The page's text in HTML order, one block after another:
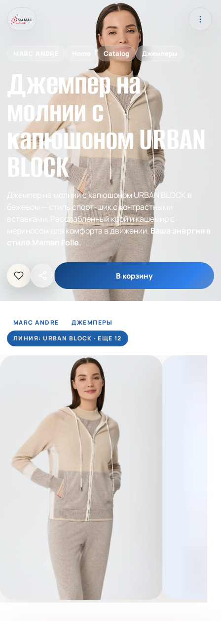
Catalog Джемперы
Джемпер на
молнии с
капюшоном URBAN
BLOCK
Джемпер на молнии с капюшоном URBAN BLOCK в
бежевом — стиль спорт-шик с контрастными
вставками. Расслабленный крой и кашемир с
мериносом для комфорта в движении. Ваша энергия в
стиле Maman Folle.
В корзину
MARC ANDRE
ДЖЕМПЕРЫ
ЛИНИЯ: URBAN BLOCK · ЕЩЕ 12